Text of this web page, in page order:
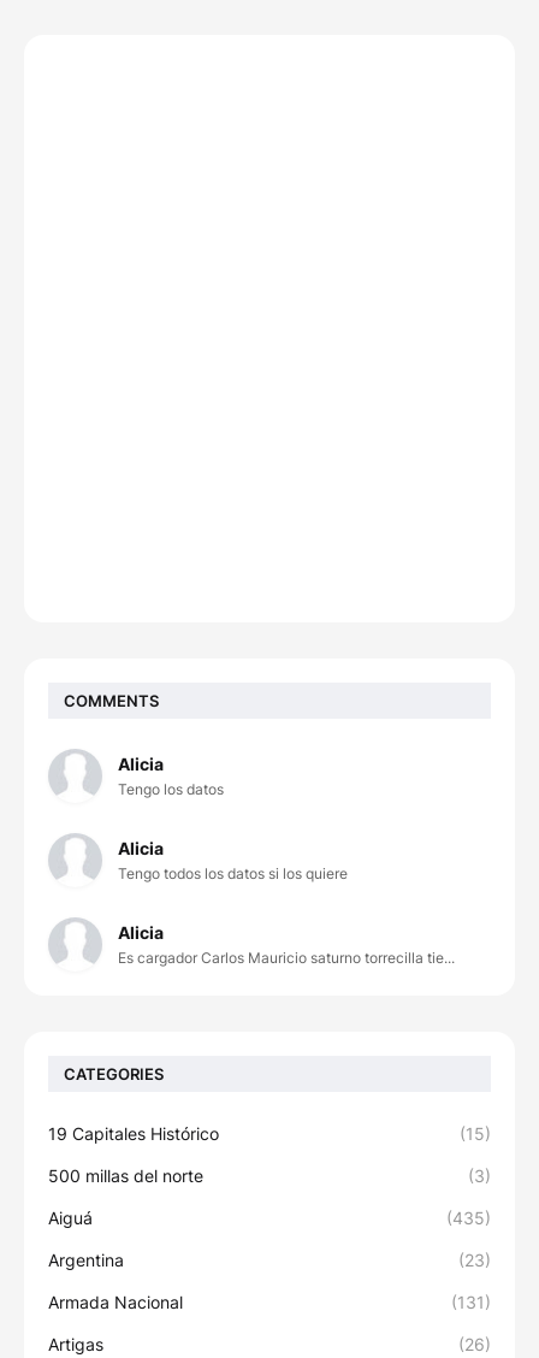
COMMENTS
Alicia
Tengo los datos
Alicia
Tengo todos los datos si los quiere
Alicia
Es cargador Carlos Mauricio saturno torrecilla tie...
CATEGORIES
19 Capitales Histórico (15)
500 millas del norte (3)
Aiguá (435)
Argentina (23)
Armada Nacional (131)
Artigas (26)